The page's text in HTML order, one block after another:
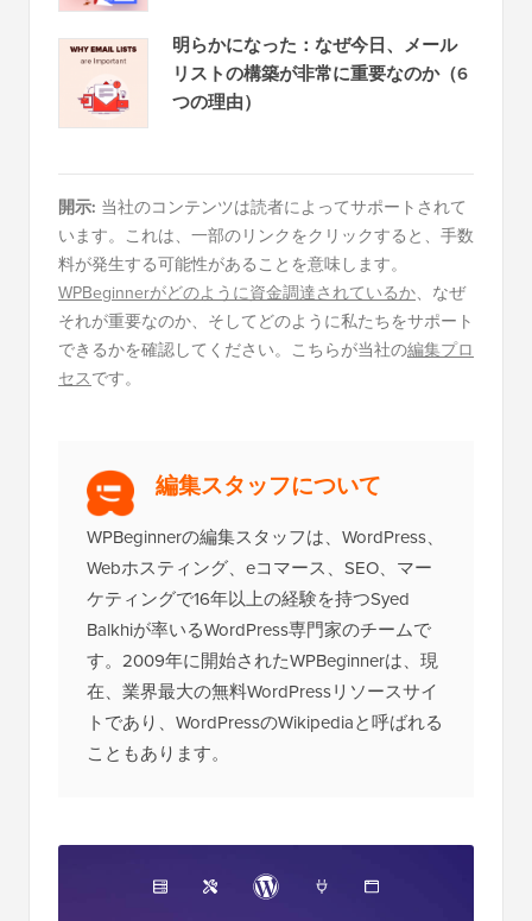
明らかになった：なぜ今日、メール
リストの構築が非常に重要なのか（6
つの理由）
開示: 当社のコンテンツは読者によってサポートされて
います。これは、一部のリンクをクリックすると、手数
料が発生する可能性があることを意味します。
WPBeginnerがどのように資金調達されているか、なぜ
それが重要なのか、そしてどのように私たちをサポート
できるかを確認してください。こちらが当社の編集プロ
セスです。
編集スタッフについて
WPBeginnerの編集スタッフは、WordPress、
Webホスティング、eコマース、SEO、マー
ケティングで16年以上の経験を持つSyed
Balkhiが率いるWordPress専門家のチームで
す。2009年に開始されたWPBeginnerは、現
在、業界最大の無料WordPressリソースサイ
トであり、WordPressのWikipediaと呼ばれる
こともあります。